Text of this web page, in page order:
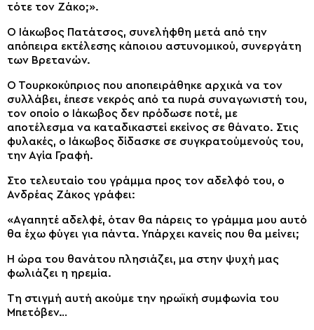
τότε τον Ζάκο;».
Ο Ιάκωβος Πατάτσος, συνελήφθη μετά από την
απόπειρα εκτέλεσης κάποιου αστυνομικού, συνεργάτη
των Βρετανών.
Ο Τουρκοκύπριος που αποπειράθηκε αρχικά να τον
συλλάβει, έπεσε νεκρός από τα πυρά συναγωνιστή του,
τον οποίο ο Ιάκωβος δεν πρόδωσε ποτέ, με
αποτέλεσμα να καταδικαστεί εκείνος σε θάνατο. Στις
φυλακές, ο Ιάκωβος δίδασκε σε συγκρατούμενούς του,
την Αγία Γραφή.
Στο τελευταίο του γράμμα προς τον αδελφό του, ο
Ανδρέας Ζάκος γράφει:
«Αγαπητέ αδελφέ, όταν θα πάρεις το γράμμα μου αυτό
θα έχω φύγει για πάντα. Υπάρχει κανείς που θα μείνει;
Η ώρα του θανάτου πλησιάζει, μα στην ψυχή μας
φωλιάζει η ηρεμία.
Τη στιγμή αυτή ακούμε την ηρωϊκή συμφωνία του
Μπετόβεν…